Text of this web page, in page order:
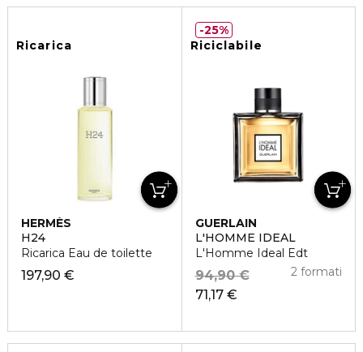
Ricarica
HERMÈS
H24
Ricarica Eau de toilette
197,90 €
Riciclabile
GUERLAIN
L'HOMME IDEAL
L'Homme Ideal Edt
71,17 €
94,90 € 2 formati
25%